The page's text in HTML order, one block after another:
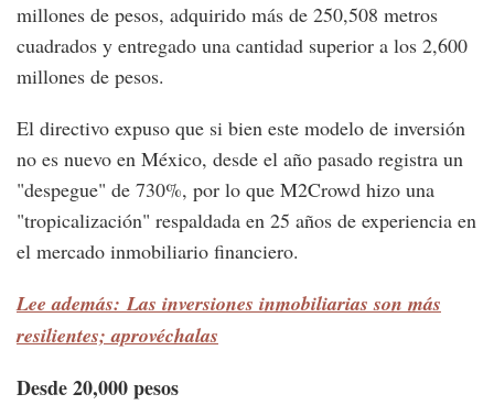
millones de pesos, adquirido más de 250,508 metros
cuadrados y entregado una cantidad superior a los 2,600
millones de pesos.
El directivo expuso que si bien este modelo de inversión
no es nuevo en México, desde el año pasado registra un
"despegue" de 730%, por lo que M2Crowd hizo una
"tropicalización" respaldada en 25 años de experiencia en
el mercado inmobiliario financiero.
Lee además: Las inversiones inmobiliarias son más
resilientes; aprovéchalas
Desde 20,000 pesos